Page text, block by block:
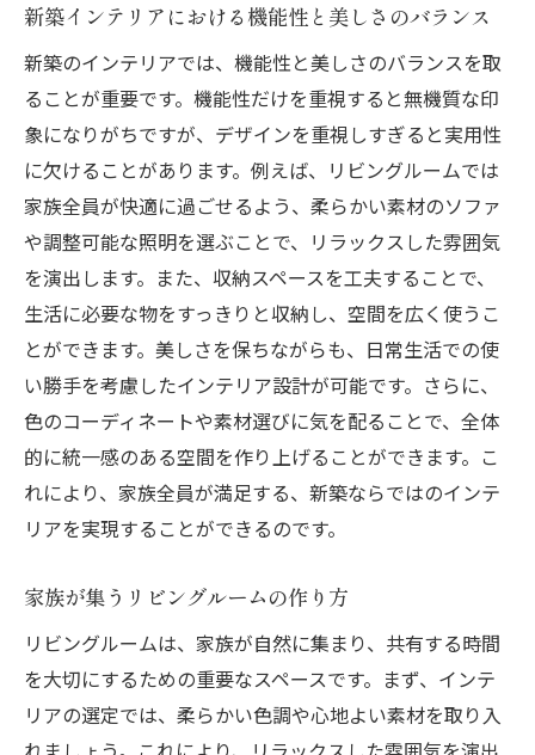
新築の家に新しい息吹をもたらす工夫
家族の趣味を活かすインテリアデザインのヒン
ト
趣味と調和するインテリアのアイデア
家族の趣味を反映したデザインの提案
趣味を楽しむための空間作りの秘訣
家族のアクティビティを支えるインテリア
趣味と日常を融合した空間の実現
家族の趣味を活かすインテリアの工夫
インテリアで築く家族の未来と変化への対応
未来を見据えたインテリアデザインの選択
変化に強いインテリアのプランニング
家族の未来を支えるインテリアの工夫
新築時に考慮すべき未来志向のデザイン
家族と共に成長するインテリアの提案
新築インテリアにおける機能性と美しさのバランス
新築のインテリアでは、機能性と美しさのバランスを取
ることが重要です。機能性だけを重視すると無機質な印
象になりがちですが、デザインを重視しすぎると実用性
に欠けることがあります。例えば、リビングルームでは
家族全員が快適に過ごせるよう、柔らかい素材のソファ
や調整可能な照明を選ぶことで、リラックスした雰囲気
を演出します。また、収納スペースを工夫することで、
生活に必要な物をすっきりと収納し、空間を広く使うこ
とができます。美しさを保ちながらも、日常生活での使
い勝手を考慮したインテリア設計が可能です。さらに、
色のコーディネートや素材選びに気を配ることで、全体
的に統一感のある空間を作り上げることができます。こ
れにより、家族全員が満足する、新築ならではのインテ
リアを実現することができるのです。
家族が集うリビングルームの作り方
リビングルームは、家族が自然に集まり、共有する時間
を大切にするための重要なスペースです。まず、インテ
リアの選定では、柔らかい色調や心地よい素材を取り入